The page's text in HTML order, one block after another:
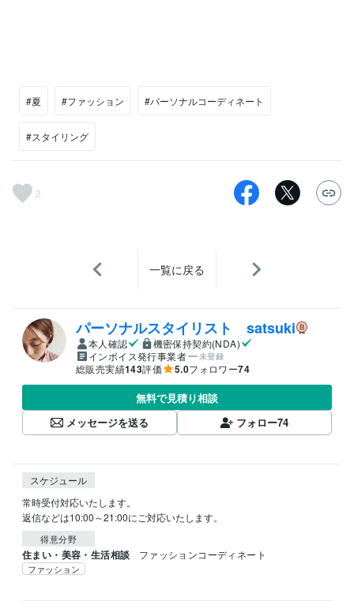
#夏 #ファッション #パーソナルコーディネート
#スタイリング
2
一覧に戻る
パーソナルスタイリスト satsuki
本人確認
機密保持契約(NDA)
インボイス発行事業者
未登録
総販売実績143評価 5.0フォロワー74
無料で見積り相談
メッセージを送る
フォロー74
スケジュール
常時受付対応いたします。
得意分野
住まい・美容・生活相談 ファッションコーディネート
ファッション